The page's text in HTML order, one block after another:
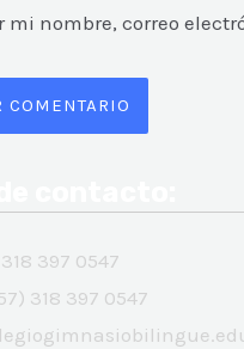
mi nombre, correo
397 0547
318 397 0547